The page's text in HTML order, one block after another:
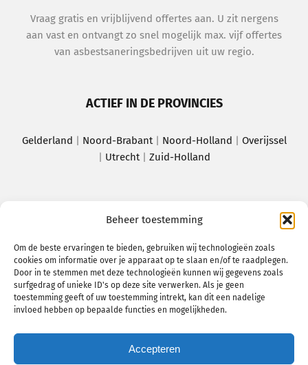
Beheer toestemming
Om de beste ervaringen te bieden, gebruiken wij technologieën zoals
cookies om informatie over je apparaat op te slaan en/of te raadplegen.
Door in te stemmen met deze technologieën kunnen wij gegevens zoals
surfgedrag of unieke ID's op deze site verwerken. Als je geen
toestemming geeft of uw toestemming intrekt, kan dit een nadelige
invloed hebben op bepaalde functies en mogelijkheden.
Accepteren
Vraag gratis en vrijblijvend offertes aan. U zit nergens
aan vast en ontvangt zo snel mogelijk max. vijf offertes
van asbestsaneringsbedrijven uit uw regio.
ACTIEF IN DE PROVINCIES
Gelderland | Noord-Brabant| Noord-Holland | Overijssel
| Utrecht| Zuid-Holland
Amsterdam|Apeldoorn|Assen|Breda|
Delft|Dordrecht| Haarlem|Helmond|Utrecht|
Noord-Brabant|Zoetermeer